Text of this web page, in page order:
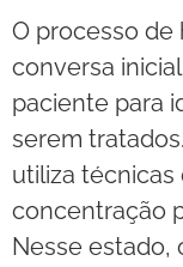
O processo de
conversa
paciente para
serem
utiliza
concentração
Nesse estado,